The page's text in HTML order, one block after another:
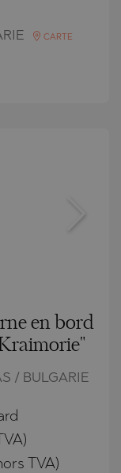
CARTE
en bord
/ BULGARIE
TVA)